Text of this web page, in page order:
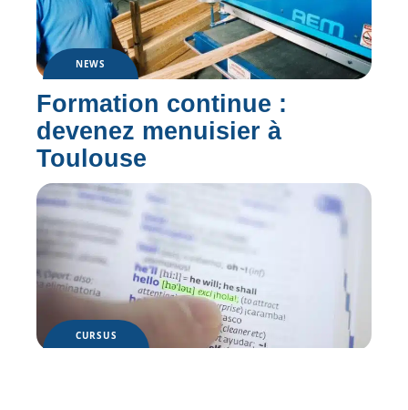
NEWS
Formation continue :
devenez menuisier à
Toulouse
CURSUS